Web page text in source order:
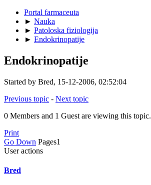
Portal farmaceuta
► Nauka
► Patoloska fiziologija
► Endokrinopatije
Endokrinopatije
Started by Bred, 15-12-2006, 02:52:04
Previous topic - Next topic
0 Members and 1 Guest are viewing this topic.
Print
Go Down Pages1
User actions
Bred